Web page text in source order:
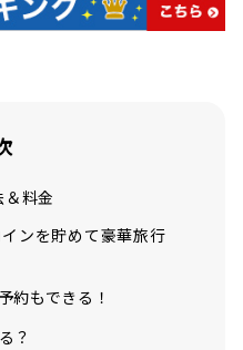
料金
ンを貯めて豪華旅行
約もできる！
？